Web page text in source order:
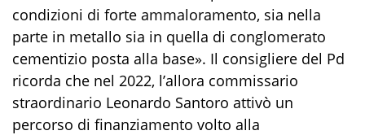
condizioni di forte ammaloramento, sia nella
parte in metallo sia in quella di conglomerato
cementizio posta alla base». Il consigliere del Pd
ricorda che nel 2022, l’allora commissario
straordinario Leonardo Santoro attivò un
percorso di finanziamento volto alla